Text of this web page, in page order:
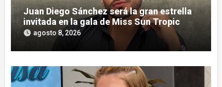
Juan Diego Sánchez será la gran estrella
invitada en la gala de Miss Sun Tropic
agosto 8, 2026